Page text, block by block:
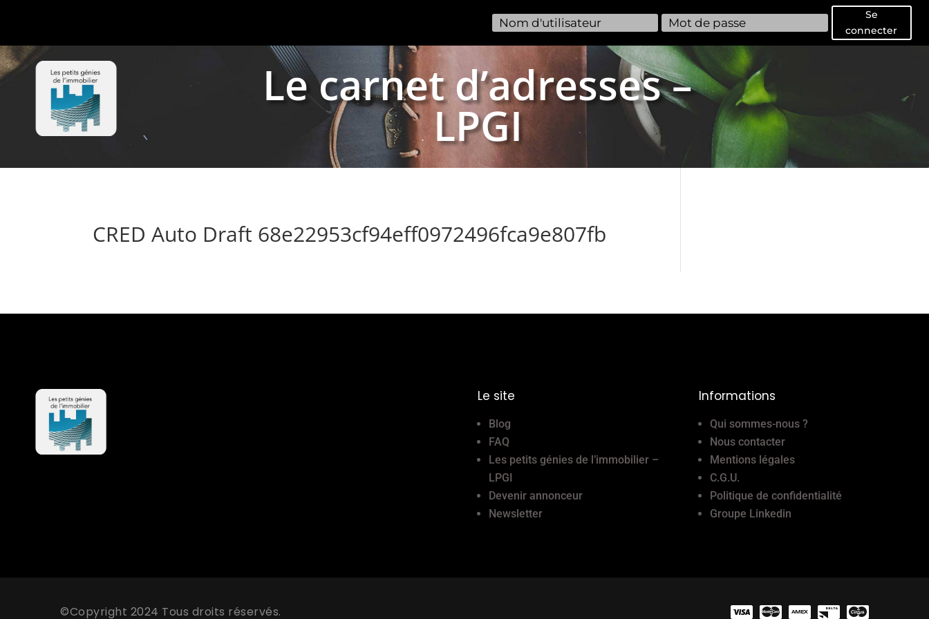
Se
connecter
Le carnet d’adresses –
LPGI
CRED Auto Draft 68e22953cf94eff0972496fca9e807fb
Le site
Blog
FAQ
Les petits génies de l’immobilier –
LPGI
Devenir annonceur
Newsletter
Informations
Qui sommes-nous ?
Nous contacter
Mentions légales
C.G.U.
Politique de confidentialité
Groupe Linkedin
©Copyright 2024 Tous droits réservés.